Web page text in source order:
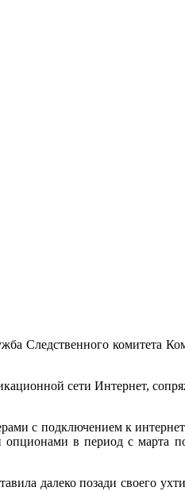
Следственного комитета
сети Интернет,
с подключением к
в период с марта
далеко позади своего